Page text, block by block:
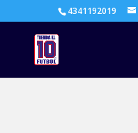
4341192019